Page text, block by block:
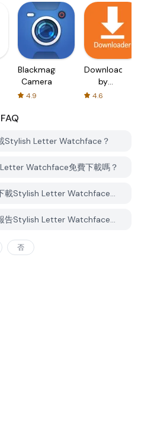
Blackmagic
Camera
4.9
Downloader
by
AFTVnews
4.6
FAQ
Stylish Letter Watchface？
Letter Watchface免費下載嗎？
我需要在PGYER APK HUB上下載Stylish Letter Watchface時需要帳戶嗎？
我如何在PGYER APK HUB上報告Stylish Letter Watchface的問題？
否